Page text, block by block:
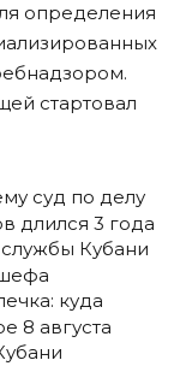
определения
стартовал
суд по делу
длился 3 года
Кубани
куда
8 августа